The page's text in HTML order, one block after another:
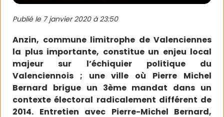
Publié le 7 janvier 2020 à 23:50
Anzin, commune limitrophe de Valenciennes
la plus importante, constitue un enjeu local
majeur sur l’échiquier politique du
Valenciennois ; une ville où Pierre Michel
Bernard brigue un 3ème mandat dans un
contexte électoral radicalement différent de
2014. Entretien avec Pierre-Michel Bernard,